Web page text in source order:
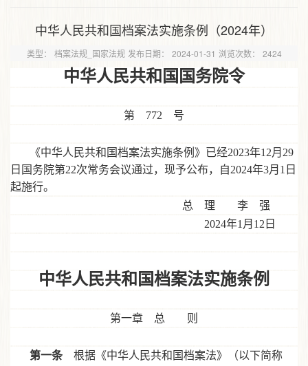
中华人民共和国档案法实施条例（2024年）
类型： 档案法规_国家法规 发布日期： 2024-01-31 浏览次数： 2424
中华人民共和国国务院令
第 772 号
《中华人民共和国档案法实施条例》已经2023年12月29
日国务院第22次常务会议通过，现予公布，自2024年3月1日
起施行。
总 理 李 强
2024年1月12日
中华人民共和国档案法实施条例
第一章 总 则
第一条 根据《中华人民共和国档案法》（以下简称